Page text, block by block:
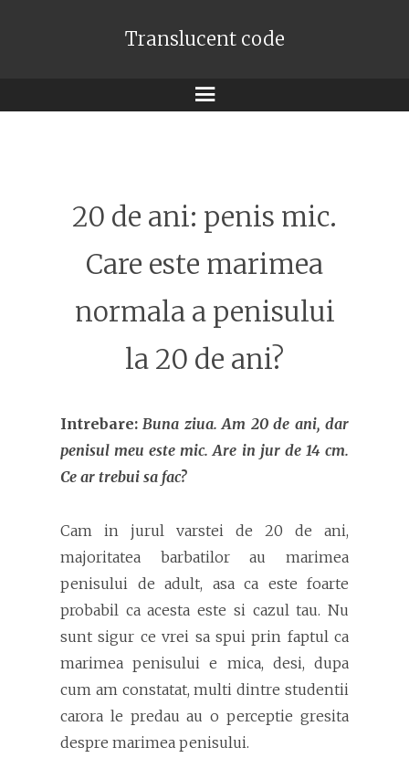
Translucent code
Meniu
20 de ani: penis mic.
Care este marimea
normala a penisului
la 20 de ani?
Intrebare:Buna ziua. Am 20 de ani, dar
penisul meu este mic. Are in jur de 14 cm.
Ce ar trebui sa fac?
Cam in jurul varstei de 20 de ani,
majoritatea barbatilor au marimea
penisului de adult, asa ca este foarte
probabil ca acesta este si cazul tau. Nu
sunt sigur ce vrei sa spui prin faptul ca
marimea penisului e mica, desi, dupa
cum am constatat, multi dintre studentii
carora le predau au o perceptie gresita
despre marimea penisului.